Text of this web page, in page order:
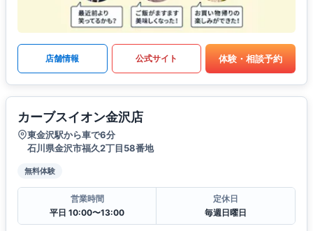
店舗情報 公式サイト 体験・相談予約
カーブスイオン金沢店
東金沢駅から車で6分
石川県金沢市福久2丁目58番地
無料体験
営業時間
平日 10:00〜13:00
定休日
毎週日曜日